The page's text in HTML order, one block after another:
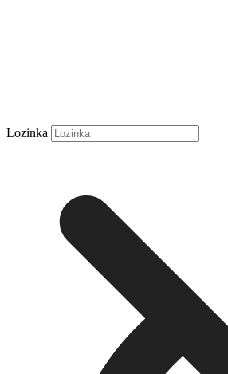
Lozinka